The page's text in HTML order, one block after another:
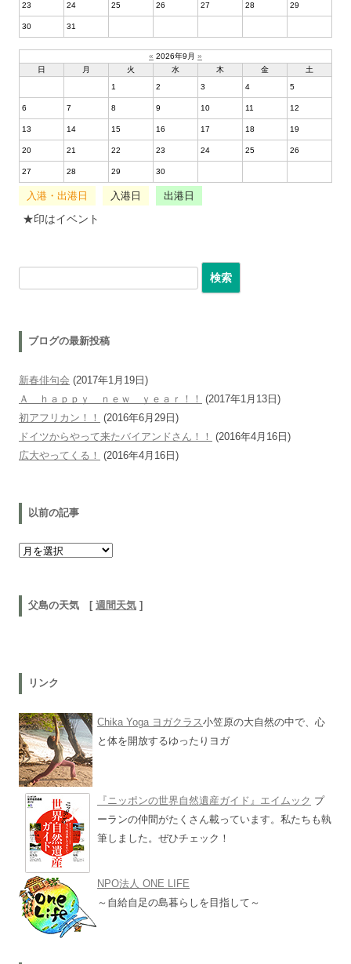
23 24 25 26 27 28 29
30 31
« 2026年9月 »
日
月 火 水 木 金
土
1
2 3 4 5
6 7 8 9 10 11 12
13 14 15 16 17 18 19
20 21 22 23 24 25 26
27 28 29 30
入港・出港日 入港日 出港日
★印はイベント
検索:
ブログの最新投稿
新春俳句会 (2017年1月19日)
Ａ ｈａｐｐｙ ｎｅｗ ｙｅａｒ！！
(2017年1月13日)
初アフリカン！！
(2016年6月29日)
ドイツからやって来たバイアンドさん！！
(2016年4月16日)
広大やってくる！
(2016年4月16日)
以前の記事
以前の記事
父島の天気 [ 週間天気 ]
リンク
Chika Yoga ヨガクラス小笠原の大自然の中で、心
と体を開放するゆったりヨガ
『ニッポンの世界自然遺産ガイド』エイムック プ
ーランの仲間がたくさん載っています。私たちも執
筆しました。ぜひチェック！
NPO法人 ONE LIFE
～自給自足の島暮らしを目指して～